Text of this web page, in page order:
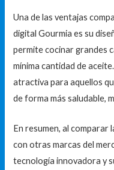
Una de las ventajas
digital Gourmia es su
permite cocinar grandes
mínima cantidad de
atractiva para aquellos
de forma más saludable,
En resumen, al comparar
con otras marcas del
tecnología innovadora y